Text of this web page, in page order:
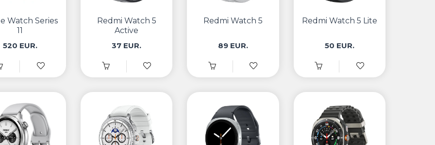
Watch Series
11
520 EUR.
Redmi Watch 5
Active
37 EUR.
Redmi Watch 5
89 EUR.
Redmi Watch 5 Lite
50 EUR.